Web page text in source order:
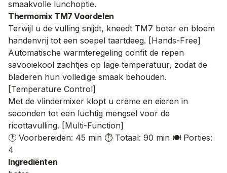
smaakvolle lunchoptie.
Thermomix TM7 Voordelen
Terwijl u de vulling snijdt, kneedt TM7 boter en bloem
handenvrij tot een soepel taartdeeg. [Hands-Free]
Automatische warmteregeling confit de repen
savooiekool zachtjes op lage temperatuur, zodat de
bladeren hun volledige smaak behouden.
[Temperature Control]
Met de vlindermixer klopt u crème en eieren in
seconden tot een luchtig mengsel voor de
ricottavulling. [Multi-Function]
🕐 Voorbereiden: 45 min ⏱️ Totaal: 90 min 🍽️ Porties:
4
Ingrediënten